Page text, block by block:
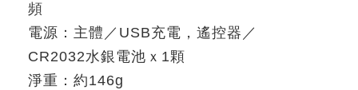
頻
電源：主體／ USB充電，遙控器／
CR2032水銀電池ｘ 1顆
淨重：約146g